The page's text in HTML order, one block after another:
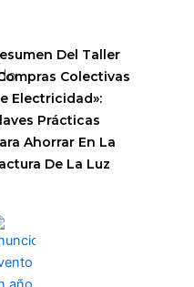
Del Taller
Colectivas
Electricidad»:
Prácticas
Ahorrar En La
De La Luz